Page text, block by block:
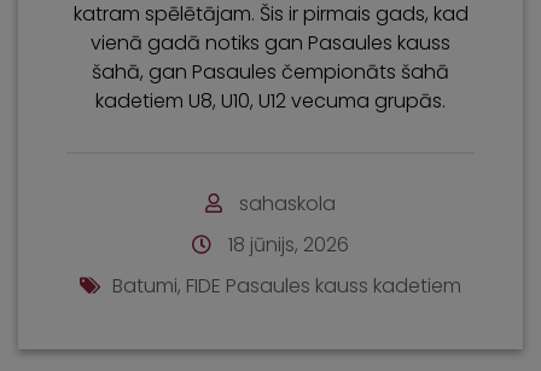
katram spēlētājam. Šis ir pirmais gads, kad
vienā gadā notiks gan Pasaules kauss
šahā, gan Pasaules čempionāts šahā
kadetiem U8, U10, U12 vecuma grupās.
sahaskola
18 jūnijs, 2026
Batumi, FIDE Pasaules kauss kadetiem